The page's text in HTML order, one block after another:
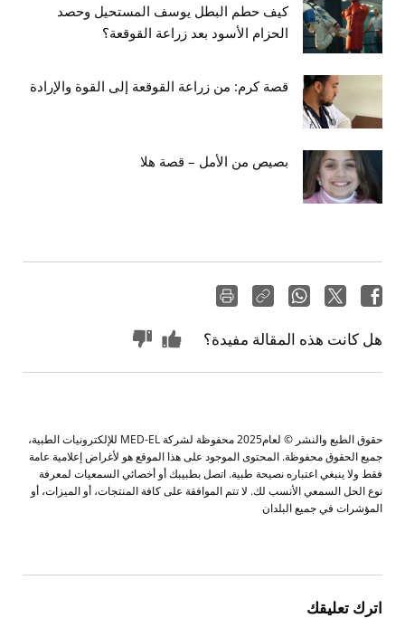
كيف حطم البطل يوسف المستحيل وحصد
الحزام الأسود بعد زراعة القوقعة؟
قصة كرم: من زراعة القوقعة إلى القوة والإرادة
بصيص من الأمل – قصة هلا
هل كانت هذه المقالة مفيدة؟
حقوق الطبع والنشر © لعام2025 محفوظة لشركة MED-EL للإلكترونيات الطبية،
جميع الحقوق محفوظة. المحتوى الموجود على هذا الموقع هو لأغراض إعلامية عامة
فقط ولا ينبغي اعتباره نصيحة طبية. اتصل بطبيبك أو أخصائي السمعيات لمعرفة
نوع الحل السمعي الأنسب لك. لا تتم الموافقة على كافة المنتجات، أو الميزات، أو
المؤشرات في جميع البلدان
اترك تعليقك